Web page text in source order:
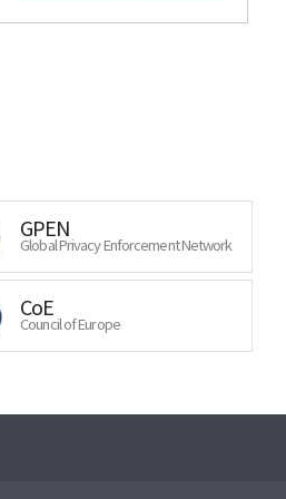
GPEN
Global Privacy Enforcement Network
CoE
Council of Europe